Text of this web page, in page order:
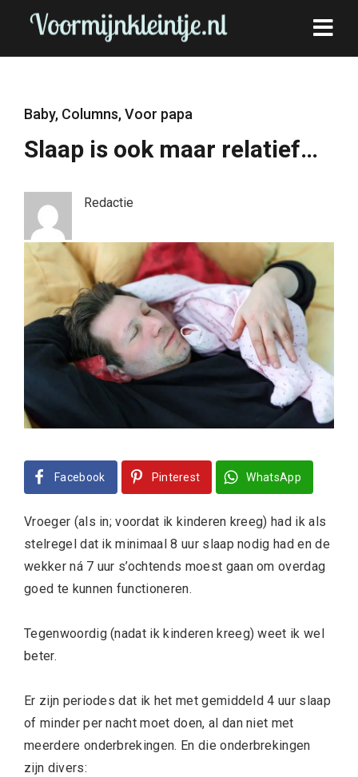
Baby, Columns,Voor papa
Slaap is ook maar relatief…
Redactie
Facebook Pinterest WhatsApp
Vroeger (als in; voordat ik kinderen kreeg) had ik als
stelregel dat ik minimaal 8 uur slaap nodig had en de
wekker ná 7 uur s’ochtends moest gaan om overdag
goed te kunnen functioneren.
Tegenwoordig (nadat ik kinderen kreeg) weet ik wel
beter.
Er zijn periodes dat ik het met gemiddeld 4 uur slaap
of minder per nacht moet doen, al dan niet met
meerdere onderbrekingen. En die onderbrekingen
zijn divers: